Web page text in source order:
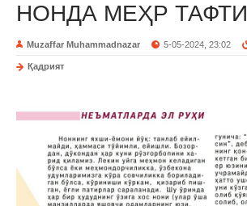
НОНДА МЕҲР ТАФТИ
Muzaffar Muhammadnazar 5-05-2024, 23:02
Қадрият